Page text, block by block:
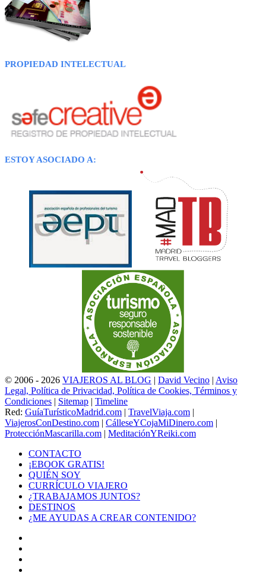
PROPIEDAD INTELECTUAL
ESTOY ASOCIADO A:
© 2006 - 2026 VIAJEROS AL BLOG | David Vecino | Aviso
Legal, Política de Privacidad, Política de Cookies, Términos y
Condiciones | Sitemap | Timeline
Red: GuíaTurísticoMadrid.com | TravelViaja.com |
ViajerosConDestino.com | CálleseYCojaMiDinero.com |
ProtecciónMascarilla.com | MeditaciónYReiki.com
CONTACTO
¡EBOOK GRATIS!
QUIÉN SOY
CURRÍCULO VIAJERO
¿TRABAJAMOS JUNTOS?
DESTINOS
¿ME AYUDAS A CREAR CONTENIDO?